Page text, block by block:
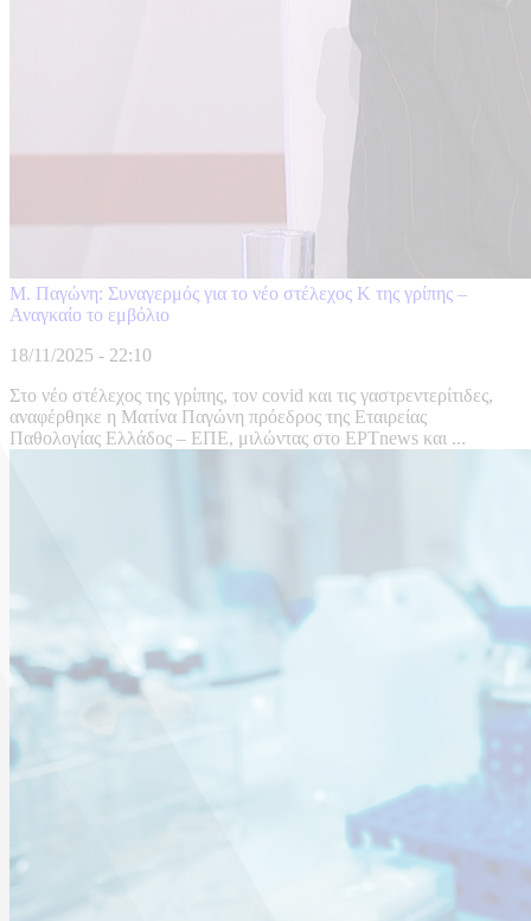
Μ. Παγώνη: Συναγερμός για το νέο στέλεχος Κ της γρίπης –
Αναγκαίο το εμβόλιο
18/11/2025 - 22:10
Στο νέο στέλεχος της γρίπης, τον covid και τις γαστρεντερίτιδες,
αναφέρθηκε η Ματίνα Παγώνη πρόεδρος της Εταιρείας
Παθολογίας Ελλάδος – ΕΠΕ, μιλώντας στο ΕΡΤnews και ...